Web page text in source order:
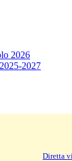
2026
2027
Diretta